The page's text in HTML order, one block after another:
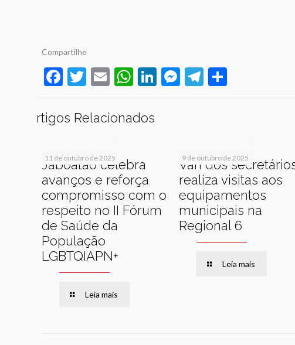
Compartilhe
Facebook
Twitter
EmailWhatsApp
LinkedIn
Messenger
Telegram
rtigos Relacionados
11 de outubro de 2025
Jaboatão celebra
avanços e reforça
compromisso com o
respeito no II Fórum
de Saúde da
População
LGBTQIAPN+
Leia mais
9 de outubro de 2025
Van dos
realiza visitas aos
equipamentos
municipais na
Regional 6
Leia mais